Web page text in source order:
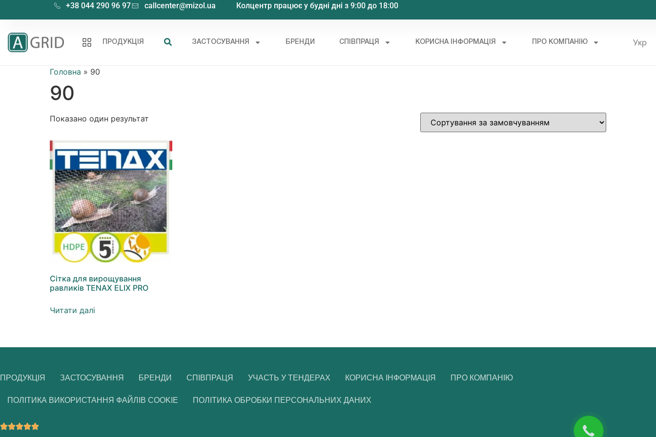
+38 044 290 96 97 callcenter@mizol.ua Колцентр працює у будні дні з 9:00 до 18:00
ПРОДУКЦІЯ ЗАСТОСУВАННЯ БРЕНДИ СПІВПРАЦЯ КОРИСНА ІНФОРМАЦІЯ ПРО КОМПАНІЮ Укр
Рус
Головна » 90
90
Показано один результат
Сітка для вирощування
равликів TENAX ELIX PRO
Читати далі
ПРОДУКЦІЯ ЗАСТОСУВАННЯ БРЕНДИ СПІВПРАЦЯ УЧАСТЬ У ТЕНДЕРАХ КОРИСНА ІНФОРМАЦІЯ ПРО КОМПАНІЮ
ПОЛІТИКА ВИКОРИСТАННЯ ФАЙЛІВ COOKIE ПОЛІТИКА ОБРОБКИ ПЕРСОНАЛЬНИХ ДАНИХ